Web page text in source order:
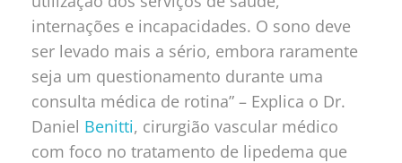
internações e incapacidades. O sono deve
ser levado mais a sério, embora raramente
seja um questionamento durante uma
consulta médica de rotina” – Explica o Dr.
Daniel Benitti, cirurgião vascular médico
com foco no tratamento de lipedema que